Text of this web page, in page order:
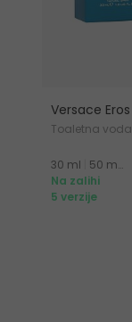
Versace Eros
Toaletna voda
30 ml 50 ml |
Na zalihi
5 verzije